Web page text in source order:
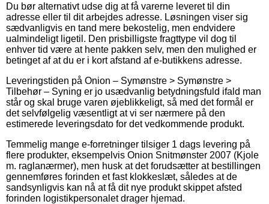
Du bør alternativt udse dig at få varerne leveret til din
adresse eller til dit arbejdes adresse. Løsningen viser sig
sædvanligvis en tand mere bekostelig, men endvidere
ualmindeligt ligetil. Den prisbilligste fragttype vil dog til
enhver tid være at hente pakken selv, men den mulighed er
betinget af at du er i kort afstand af e-butikkens adresse.
Leveringstiden på Onion – Symønstre > Symønstre >
Tilbehør – Syning er jo usædvanlig betydningsfuld ifald man
står og skal bruge varen øjeblikkeligt, så med det formål er
det selvfølgelig væsentligt at vi ser nærmere på den
estimerede leveringsdato for det vedkommende produkt.
Temmelig mange e-forretninger tilsiger 1 dags levering på
flere produkter, eksempelvis Onion Snitmønster 2007 (Kjole
m. raglanærmer), men husk at det forudsætter at bestillingen
gennemføres forinden et fast klokkeslæt, således at de
sandsynligvis kan nå at få dit nye produkt skippet afsted
forinden logistikpersonalet drager hjemad.